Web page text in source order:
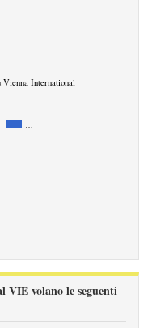
Vienna International
volano le seguenti